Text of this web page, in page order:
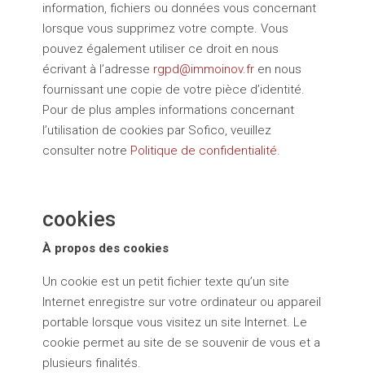
information, fichiers ou données vous concernant
lorsque vous supprimez votre compte. Vous
pouvez également utiliser ce droit en nous
écrivant à l’adresse rgpd@immoinov.fr en nous
fournissant une copie de votre pièce d’identité.
Pour de plus amples informations concernant
l’utilisation de cookies par Sofico, veuillez
consulter notre Politique de confidentialité.
cookies
À propos des cookies
Un cookie est un petit fichier texte qu’un site
Internet enregistre sur votre ordinateur ou appareil
portable lorsque vous visitez un site Internet. Le
cookie permet au site de se souvenir de vous et a
plusieurs finalités.